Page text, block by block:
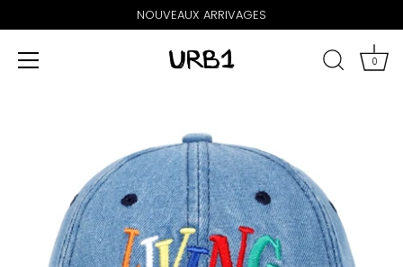
NOUVEAUX ARRIVAGES
0